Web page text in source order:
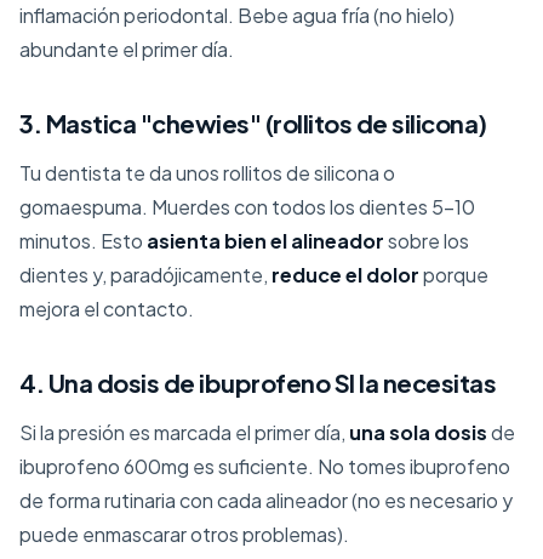
inflamación periodontal. Bebe agua fría (no hielo)
abundante el primer día.
3. Mastica "chewies" (rollitos de silicona)
Tu dentista te da unos rollitos de silicona o
gomaespuma. Muerdes con todos los dientes 5-10
minutos. Esto asienta bien el alineadorsobre los
dientes y, paradójicamente, reduce el dolorporque
mejora el contacto.
4. Una dosis de ibuprofeno SI la necesitas
Si la presión es marcada el primer día, una sola dosisde
ibuprofeno 600mg es suficiente. No tomes ibuprofeno
de forma rutinaria con cada alineador (no es necesario y
puede enmascarar otros problemas).